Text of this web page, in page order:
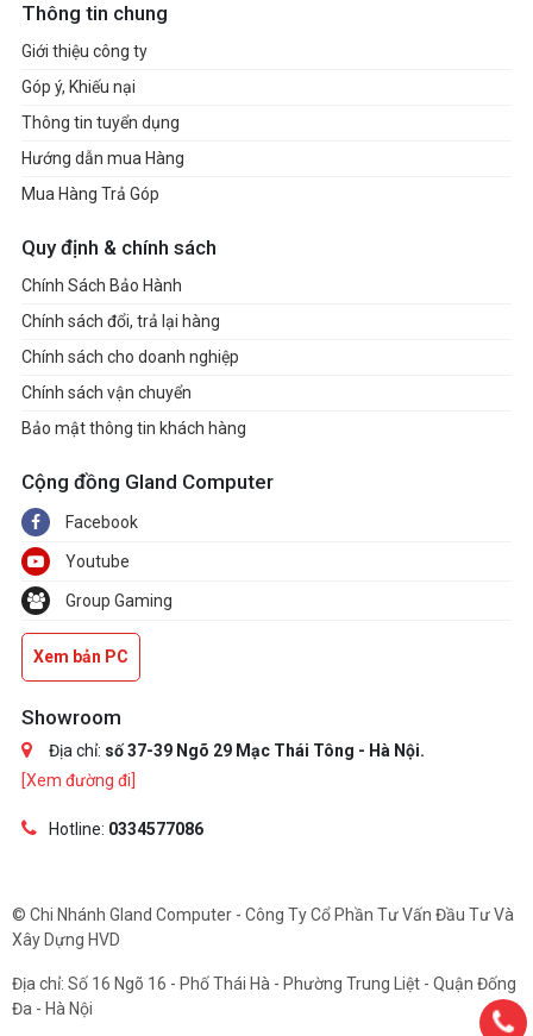
Thông tin chung
Giới thiệu công ty
Góp ý, Khiếu nại
Thông tin tuyển dụng
Hướng dẫn mua Hàng
Mua Hàng Trả Góp
Quy định & chính sách
Chính Sách Bảo Hành
Chính sách đổi, trả lại hàng
Chính sách cho doanh nghiệp
Chính sách vận chuyển
Bảo mật thông tin khách hàng
Cộng đồng Gland Computer
Facebook
Youtube
Group Gaming
Xem bản PC
Showroom
Địa chỉ: số 37-39 Ngõ 29 Mạc Thái Tông - Hà Nội.
[Xem đường đi]
Hotline: 0334577086
© Chi Nhánh Gland Computer - Công Ty Cổ Phần Tư Vấn Đầu Tư Và
Xây Dựng HVD
Địa chỉ: Số 16 Ngõ 16 - Phố Thái Hà - Phường Trung Liệt - Quận Đống
Đa - Hà Nội